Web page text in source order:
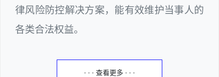
律风险防控解决方案，能有效维护当事人的
各类合法权益。
· · · 查看更多 · · ·